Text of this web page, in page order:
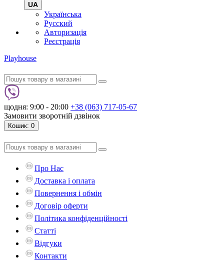
UA
Українська
Русский
Авторизація
Реєстрація
Playhouse
щодня: 9:00 - 20:00 +38 (063) 717-05-67
Замовити зворотній дзвінок
Кошик: 0
Про Нас
Доставка і оплата
Повернення і обмін
Договір оферти
Політика конфіденційності
Статті
Відгуки
Контакти